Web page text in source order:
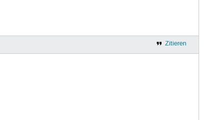
Zitieren